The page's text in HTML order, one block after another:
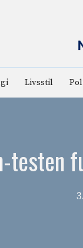
Livsstil
testen